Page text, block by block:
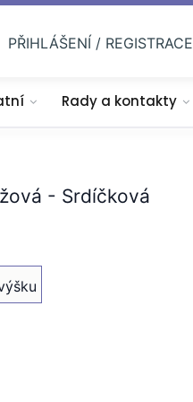
PŘIHLÁŠENÍ / REGISTRACE
Rady a kontakty
- Srdíčková